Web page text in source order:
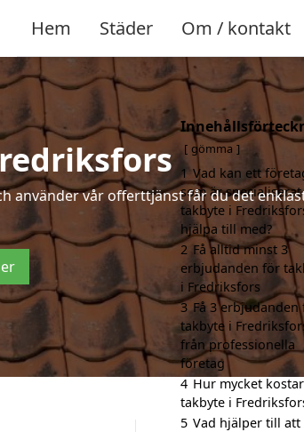
Hem Städer Om / kontakt
använder vår offerttjänst får du det
gömma
1 Vad kan ett
som är
takbyte i
hjälpa till med?
2 Få alltid minst 3
erbjudanden för
i Fredriksfors
3 Få 3 erbjudanden
takbyte i
från professionella
företag
4 Hur mycket kostar
takbyte i
5 Vad hjälper till att